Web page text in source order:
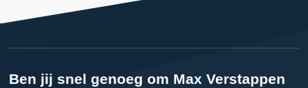
Ben jij snel genoeg om Max Verstappen